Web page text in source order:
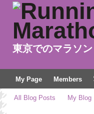
東京でのマラソ
My Page Members
All Blog Posts My Blog